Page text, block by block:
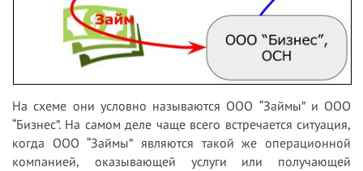
На схеме они условно называются ООО “Займы” и ООО
“Бизнес”. На самом деле чаще всего встречается ситуация,
когда ООО “Займы” являются такой же операционной
компанией, оказывающей услуги или получающей